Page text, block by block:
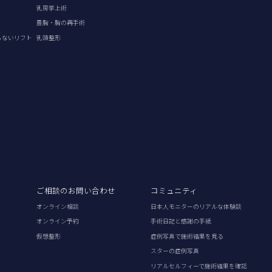
いリフト
乳房挙上術
豊胸・胸の再手術
乳頭整形
ご相談のお問い合わせ
オンライン相談
オンライン予約
仮想整形
コミュニティ
日本人モニターのリアルな体験談
手術日記と感謝の手紙
症例写真で施術結果を見る
スターの症例写真
リアルセルフィーで施術結果を確認